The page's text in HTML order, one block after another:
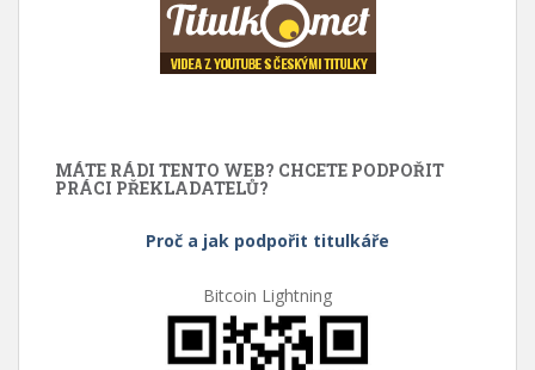
MÁTE RÁDI TENTO WEB? CHCETE PODPOŘIT
PRÁCI PŘEKLADATELŮ?
Proč a jak podpořit titulkáře
Bitcoin Lightning